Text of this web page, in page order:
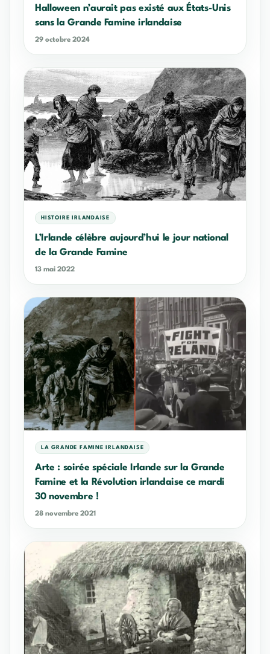
Halloween n’aurait pas existé aux États-Unis
sans la Grande Famine irlandaise
29 octobre 2024
HISTOIRE IRLANDAISE
L’Irlande célèbre aujourd’hui le jour national
de la Grande Famine
13 mai 2022
LA GRANDE FAMINE IRLANDAISE
Arte : soirée spéciale Irlande sur la Grande
Famine et la Révolution irlandaise ce mardi
30 novembre !
28 novembre 2021